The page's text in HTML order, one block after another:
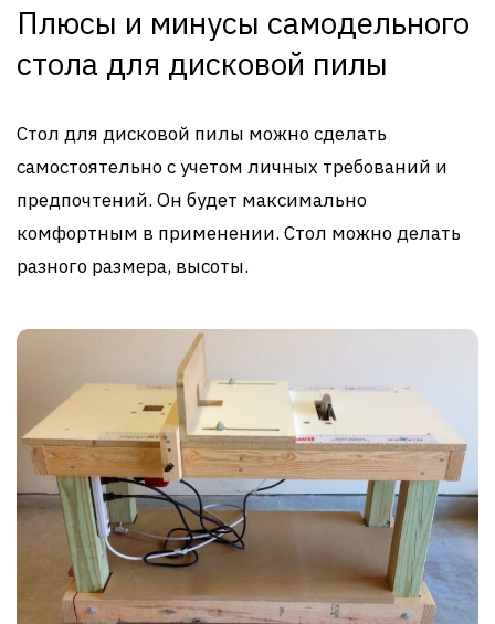
Плюсы и минусы самодельного
стола для дисковой пилы
Стол для дисковой пилы можно сделать
самостоятельно с учетом личных требований и
предпочтений. Он будет максимально
комфортным в применении. Стол можно делать
разного размера, высоты.